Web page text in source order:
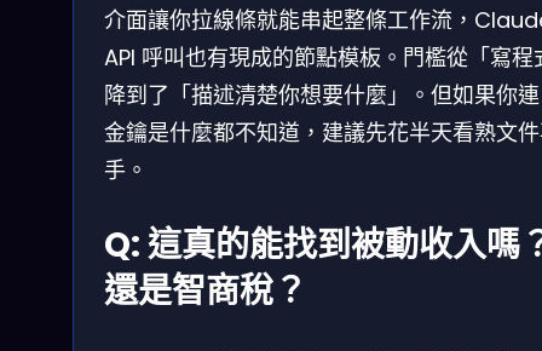
介面讓你拉線條就能串起整條工作流，
API 呼叫也有現成的節點模板。門檻從「寫程
降到了「描述清楚你想要什麼」。但如果你
金鑰是什麼都不知道，建議先花半天看熟文
手。
Q: 這真的能找到被動收入嗎
還是智商稅？